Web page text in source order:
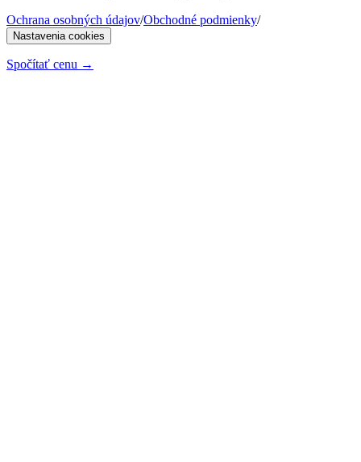
Ochrana osobných údajov/Obchodné podmienky/
Nastavenia cookies
Spočítať cenu →